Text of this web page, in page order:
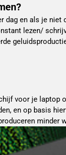
dag en als je
lezen/
voor je
en op basis
minder